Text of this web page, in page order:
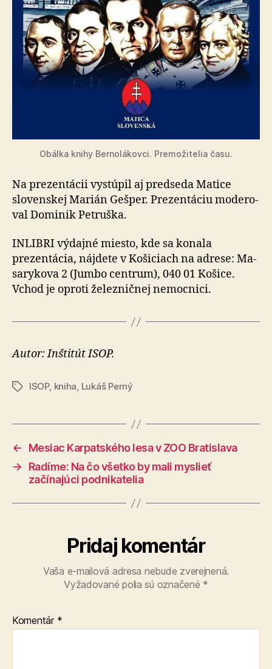
Obálka knihy Bernolákovci. Pre­mo­ži­te­lia času.
Na prezentácii vystúpil aj predseda Matice
slovenskej Marián Gešper. Pre­zen­tá­ciu mo­de­ro­
val Do­mi­nik Petruška.
INLIBRI výdajné miesto, kde sa konala
prezentácia, náj­de­te v Ko­ši­ciach na adrese: Ma­
sa­ry­ko­va 2 (Jumbo cen­trum), 040 01 Ko­ši­ce.
Vchod je oproti že­lez­nič­nej ne­moc­ni­ci.
Autor: Inštitút ISOP.
Značky
ISOP, kniha, Lukáš Perný
←
Mesiac Karpatského lesa v ZOO Bratislava
→
Radíme: Na čo všetko by mali myslieť
začínajúci podnikatelia
Pridaj komentár
Vaša e-mailová adresa nebude zverejnená.
Vyžadované polia sú označené *
Komentár *